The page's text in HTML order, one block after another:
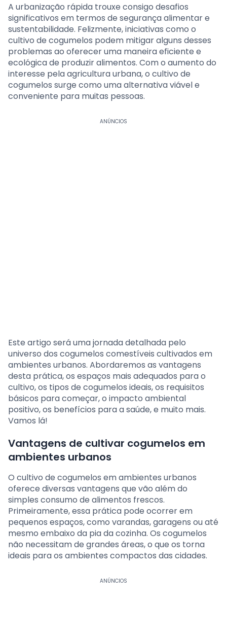
A urbanização rápida trouxe consigo desafios
significativos em termos de segurança alimentar e
sustentabilidade. Felizmente, iniciativas como o
cultivo de cogumelos podem mitigar alguns desses
problemas ao oferecer uma maneira eficiente e
ecológica de produzir alimentos. Com o aumento do
interesse pela agricultura urbana, o cultivo de
cogumelos surge como uma alternativa viável e
conveniente para muitas pessoas.
ANÚNCIOS
Este artigo será uma jornada detalhada pelo
universo dos cogumelos comestíveis cultivados em
ambientes urbanos. Abordaremos as vantagens
desta prática, os espaços mais adequados para o
cultivo, os tipos de cogumelos ideais, os requisitos
básicos para começar, o impacto ambiental
positivo, os benefícios para a saúde, e muito mais.
Vamos lá!
Vantagens de cultivar cogumelos em
ambientes urbanos
O cultivo de cogumelos em ambientes urbanos
oferece diversas vantagens que vão além do
simples consumo de alimentos frescos.
Primeiramente, essa prática pode ocorrer em
pequenos espaços, como varandas, garagens ou até
mesmo embaixo da pia da cozinha. Os cogumelos
não necessitam de grandes áreas, o que os torna
ideais para os ambientes compactos das cidades.
ANÚNCIOS